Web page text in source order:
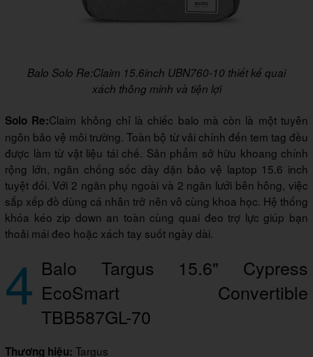
Balo Solo Re:Claim 15.6inch UBN760-10 thiết kế quai
xách thông minh và tiện lợi
Solo Re:Claim không chỉ là chiếc balo mà còn là một tuyên
ngôn bảo vệ môi trường. Toàn bộ từ vải chính đến tem tag đều
được làm từ vật liệu tái chế. Sản phẩm sở hữu khoang chính
rộng lớn, ngăn chống sốc dày dặn bảo vệ laptop 15.6 inch
tuyệt đối. Với 2 ngăn phụ ngoài và 2 ngăn lưới bên hông, việc
sắp xếp đồ dùng cá nhân trở nên vô cùng khoa học. Hệ thống
khóa kéo zip down an toàn cùng quai đeo trợ lực giúp bạn
thoải mái đeo hoặc xách tay suốt ngày dài.
4 Balo Targus 15.6" Cypress
EcoSmart Convertible
TBB587GL-70
Thương hiệu: Targus